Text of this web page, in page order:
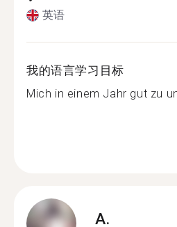
英语
我的语言学习目标
Mich in einem Jahr gut zu
A.